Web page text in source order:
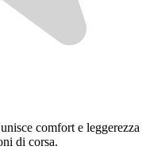
comfort e leggerezza
di corsa.